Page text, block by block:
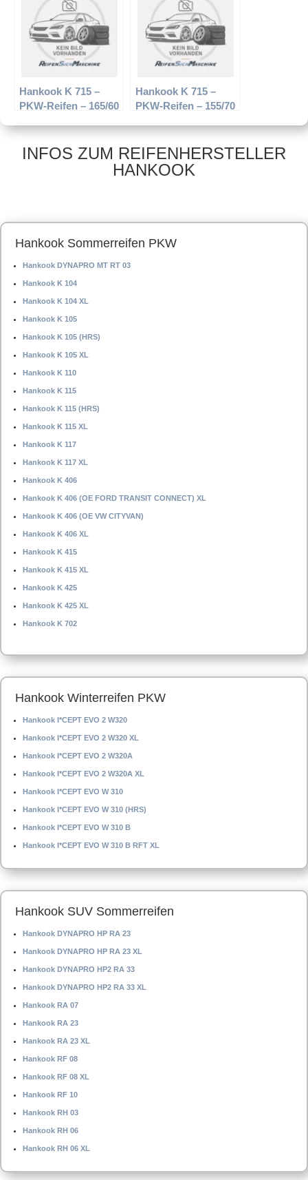
Hankook K 715 –
PKW-Reifen – 165/60
Sommerreifen
Hankook K 715 –
PKW-Reifen – 155/70
Sommerreifen
INFOS ZUM REIFENHERSTELLER
HANKOOK
Hankook Sommerreifen PKW
Hankook DYNAPRO MT RT 03
Hankook K 104
Hankook K 104 XL
Hankook K 105
Hankook K 105 (HRS)
Hankook K 105 XL
Hankook K 110
Hankook K 115
Hankook K 115 (HRS)
Hankook K 115 XL
Hankook K 117
Hankook K 117 XL
Hankook K 406
Hankook K 406 (OE FORD TRANSIT CONNECT) XL
Hankook K 406 (OE VW CITYVAN)
Hankook K 406 XL
Hankook K 415
Hankook K 415 XL
Hankook K 425
Hankook K 425 XL
Hankook K 702
Hankook Winterreifen PKW
Hankook I*CEPT EVO 2 W320
Hankook I*CEPT EVO 2 W320 XL
Hankook I*CEPT EVO 2 W320A
Hankook I*CEPT EVO 2 W320A XL
Hankook I*CEPT EVO W 310
Hankook I*CEPT EVO W 310 (HRS)
Hankook I*CEPT EVO W 310 B
Hankook I*CEPT EVO W 310 B RFT XL
Hankook SUV Sommerreifen
Hankook DYNAPRO HP RA 23
Hankook DYNAPRO HP RA 23 XL
Hankook DYNAPRO HP2 RA 33
Hankook DYNAPRO HP2 RA 33 XL
Hankook RA 07
Hankook RA 23
Hankook RA 23 XL
Hankook RF 08
Hankook RF 08 XL
Hankook RF 10
Hankook RH 03
Hankook RH 06
Hankook RH 06 XL